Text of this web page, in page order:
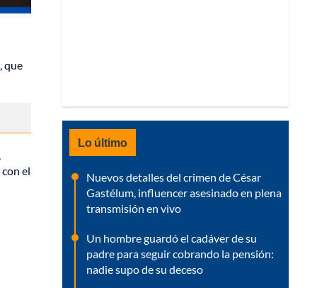
que
,
el
Lo último
Nuevos detalles del crimen de César
Gastélum, influencer asesinado en plena
transmisión en vivo
Un hombre guardó el cadáver de su
padre para seguir cobrando la pensión:
nadie supo de su deceso